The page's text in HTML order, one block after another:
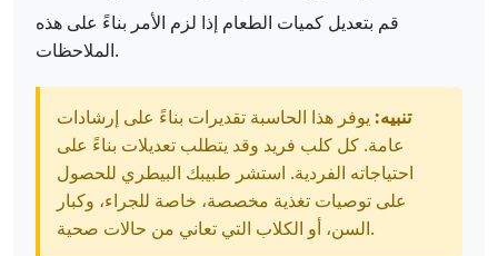
قم بتعديل كميات الطعام إذا لزم الأمر بناءً على هذه
الملاحظات.
تنبيه: يوفر هذا الحاسبة تقديرات بناءً على إرشادات
عامة. كل كلب فريد وقد يتطلب تعديلات بناءً على
احتياجاته الفردية. استشر طبيبك البيطري للحصول
على توصيات تغذية مخصصة، خاصة للجراء، وكبار
السن، أو الكلاب التي تعاني من حالات صحية.